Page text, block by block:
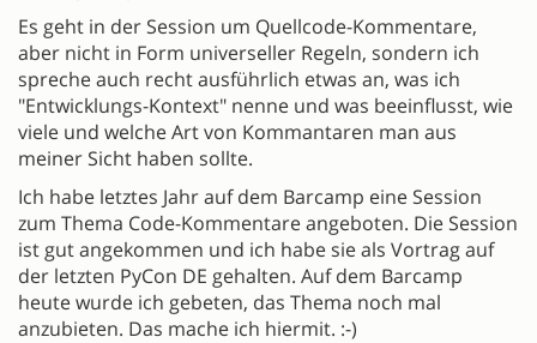
Es geht in der Session um Quellcode-Kommentare,
aber nicht in Form universeller Regeln, sondern ich
spreche auch recht ausführlich etwas an, was ich
"Entwicklungs-Kontext" nenne und was beeinflusst, wie
viele und welche Art von Kommantaren man aus
meiner Sicht haben sollte.
Ich habe letztes Jahr auf dem Barcamp eine Session
zum Thema Code-Kommentare angeboten. Die Session
ist gut angekommen und ich habe sie als Vortrag auf
der letzten PyCon DE gehalten. Auf dem Barcamp
heute wurde ich gebeten, das Thema noch mal
anzubieten. Das mache ich hiermit. :-)